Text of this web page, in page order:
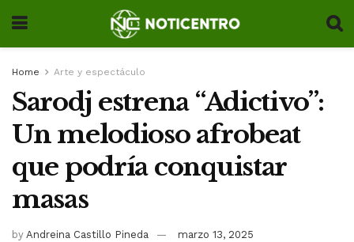
Home Arte y espectáculo
Sarodj estrena “Adictivo”:
Un melodioso afrobeat
que podría conquistar
masas
by Andreina Castillo Pineda marzo 13, 2025